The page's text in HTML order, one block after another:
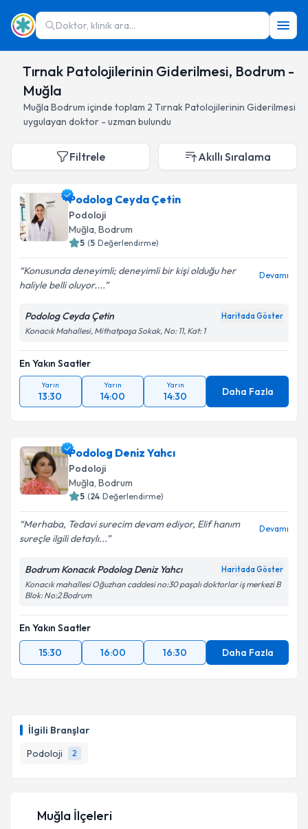
Doktor, klinik ara...
Tırnak Patolojilerinin Giderilmesi, Bodrum -
Muğla
Muğla Bodrum içinde toplam 2 Tırnak Patolojilerinin Giderilmesi
uygulayan doktor - uzman bulundu
İlgili Branşlar
Podoloji
2
Filtrele Akıllı Sıralama
Podolog Ceyda Çetin
Podoloji
Muğla, Bodrum
5 (5 Değerlendirme)
Konusunda deneyimli; deneyimli bir kişi olduğu her
haliyle belli oluyor....
Devamı
Podolog Ceyda Çetin Haritada Göster
Konacık Mahallesi, Mithatpaşa Sokak, No: 11, Kat: 1
En Yakın Saatler
Yarın
13:30
Yarın
14:00
Yarın
14:30 Daha Fazla
Podolog Deniz Yahcı
Podoloji
Muğla, Bodrum
5 (24 Değerlendirme)
Merhaba, Tedavi surecim devam ediyor, Elif hanım
sureçle ilgili detaylı...
Devamı
Bodrum Konacık Podolog Deniz Yahcı Haritada Göster
Konacık mahallesi Oğuzhan caddesi no:30 paşalı doktorlar iş merkezi B
Blok: No:2 Bodrum
En Yakın Saatler
15:30
16:00 16:30 Daha Fazla
Muğla İlçeleri